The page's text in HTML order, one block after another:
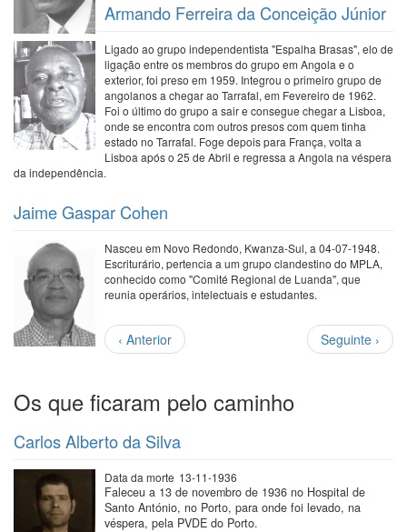
Armando Ferreira da Conceição Júnior
Ligado ao grupo independentista "Espalha Brasas", elo de
ligação entre os membros do grupo em Angola e o
exterior, foi preso em 1959. Integrou o primeiro grupo de
angolanos a chegar ao Tarrafal, em Fevereiro de 1962.
Foi o último do grupo a sair e consegue chegar a Lisboa,
onde se encontra com outros presos com quem tinha
estado no Tarrafal. Foge depois para França, volta a
Lisboa após o 25 de Abril e regressa a Angola na véspera
da independência.
Jaime Gaspar Cohen
Nasceu em Novo Redondo, Kwanza-Sul, a 04-07-1948.
Escriturário, pertencia a um grupo clandestino do MPLA,
conhecido como "Comité Regional de Luanda", que
reunia operários, intelectuais e estudantes.
Paginação
Página
anterior
‹ Anterior
Próxima
página
Seguinte ›
Os que ficaram pelo caminho
Carlos Alberto da Silva
Data da morte 13-11-1936
Faleceu a 13 de novembro de 1936 no Hospital de
Santo António, no Porto, para onde foi levado, na
véspera, pela PVDE do Porto.